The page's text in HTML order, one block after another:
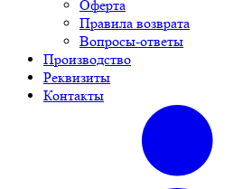
Оферта
Правила возврата
Вопросы-ответы
Производство
Реквизиты
Контакты